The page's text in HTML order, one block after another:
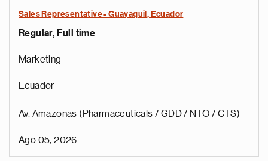
Sales Representative - Guayaquil, Ecuador
Regular, Full time
Marketing
Ecuador
Av. Amazonas (Pharmaceuticals / GDD / NTO / CTS)
Ago 05, 2026